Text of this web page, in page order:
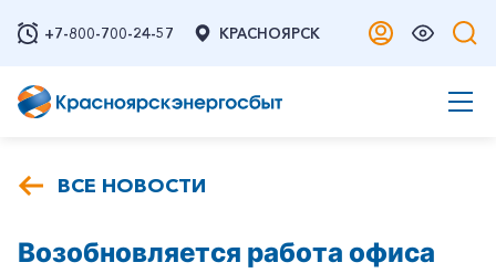
+7-800-700-24-57 КРАСНОЯРСК
ВСЕ НОВОСТИ
Возобновляется работа офиса